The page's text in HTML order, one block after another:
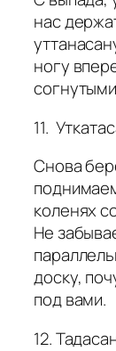
нас
ногу
11.
Снова
коленях
Не
доску,
под вами.
12.